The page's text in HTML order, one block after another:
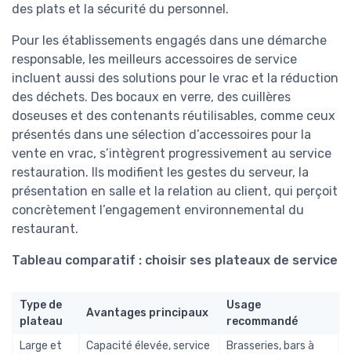
des plats et la sécurité du personnel.
Pour les établissements engagés dans une démarche
responsable, les meilleurs accessoires de service
incluent aussi des solutions pour le vrac et la réduction
des déchets. Des bocaux en verre, des cuillères
doseuses et des contenants réutilisables, comme ceux
présentés dans une sélection d’accessoires pour la
vente en vrac, s’intègrent progressivement au service
restauration. Ils modifient les gestes du serveur, la
présentation en salle et la relation au client, qui perçoit
concrètement l’engagement environnemental du
restaurant.
Tableau comparatif : choisir ses plateaux de service
Type de
plateau
Avantages principaux
Usage
recommandé
Large et
Capacité élevée, service
Brasseries, bars à